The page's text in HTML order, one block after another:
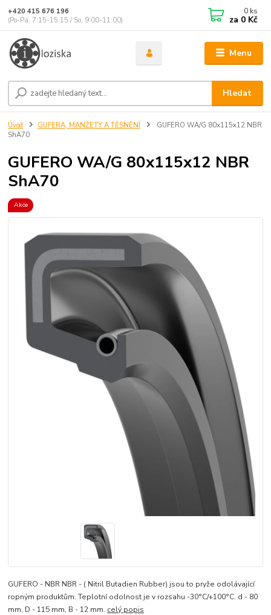
Menu
Hledat
+420 415 676 196
(Po-Pá, 7:15-15:15 / So, 9:00-11:00)
0 ks
za 0 Kč
Úvod GUFERA, MANŽETY A TĚSNĚNÍ
GUFERO WA/G 80x115x12 NBR
ShA70
GUFERO WA/G 80x115x12 NBR
ShA70
Akce
GUFERO - NBR NBR - ( Nitril Butadien Rubber) jsou to pryže odolávající
ropným produktům. Teplotní odolnost je v rozsahu -30°C/+100°C. d - 80
mm, D - 115 mm, B - 12 mm. celý popis